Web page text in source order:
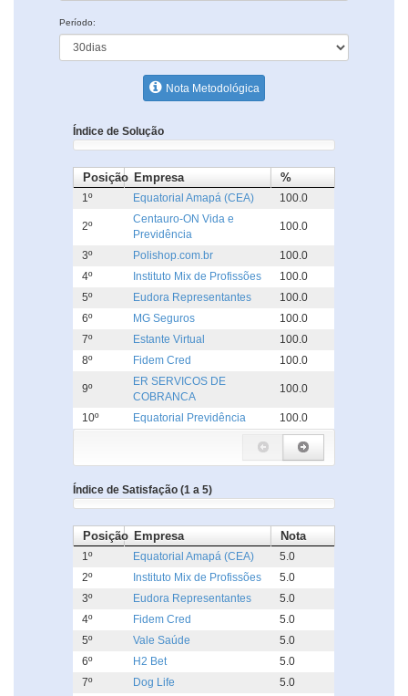
Período:
Nota Metodológica
Índice de Solução
Posição Empresa %
1º Equatorial Amapá (CEA) 100.0
2º
Centauro-ON Vida e
Previdência
100.0
3º Polishop.com.br
100.0
4º
Instituto Mix de Profissões
100.0
5º
Eudora Representantes
100.0
6º
MG Seguros
100.0
7º
Estante Virtual
100.0
8º
Fidem Cred 100.0
9º
ER SERVICOS DE
COBRANCA
100.0
10º Equatorial Previdência 100.0
Índice de Satisfação (1 a 5)
Posição Empresa Nota
1º Equatorial Amapá (CEA)
5.0
2º
Instituto Mix de Profissões
5.0
3º
Eudora Representantes
5.0
4º
Fidem Cred
5.0
5º
Vale Saúde
5.0
6º
H2 Bet
5.0
7º
Dog Life
5.0